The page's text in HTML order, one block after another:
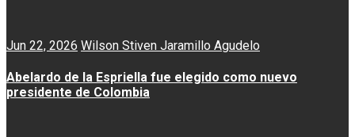
Jun 22, 2026 Wilson Stiven Jaramillo Agudelo
Abelardo de la Espriella fue elegido como nuevo
presidente de Colombia